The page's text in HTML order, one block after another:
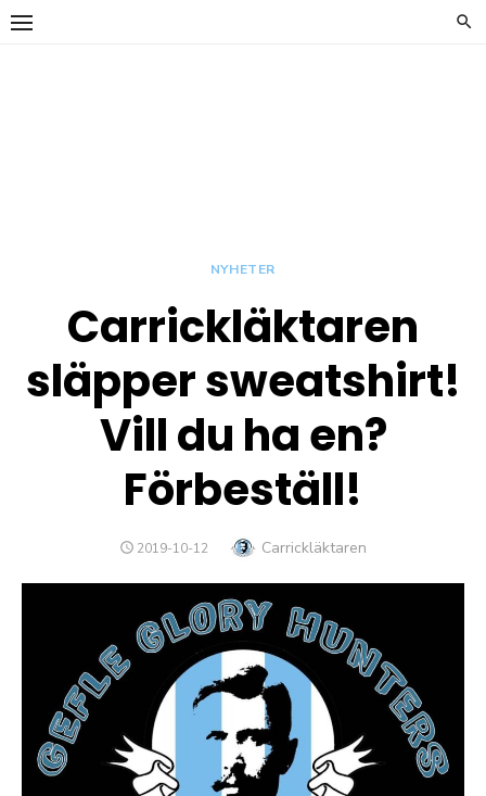
Hoppa
NYHETER
Carrickläktaren
släpper sweatshirt!
Vill du ha en?
Förbeställ!
PUBLICERAT
2019-10-12 Författare
Carrickläktaren